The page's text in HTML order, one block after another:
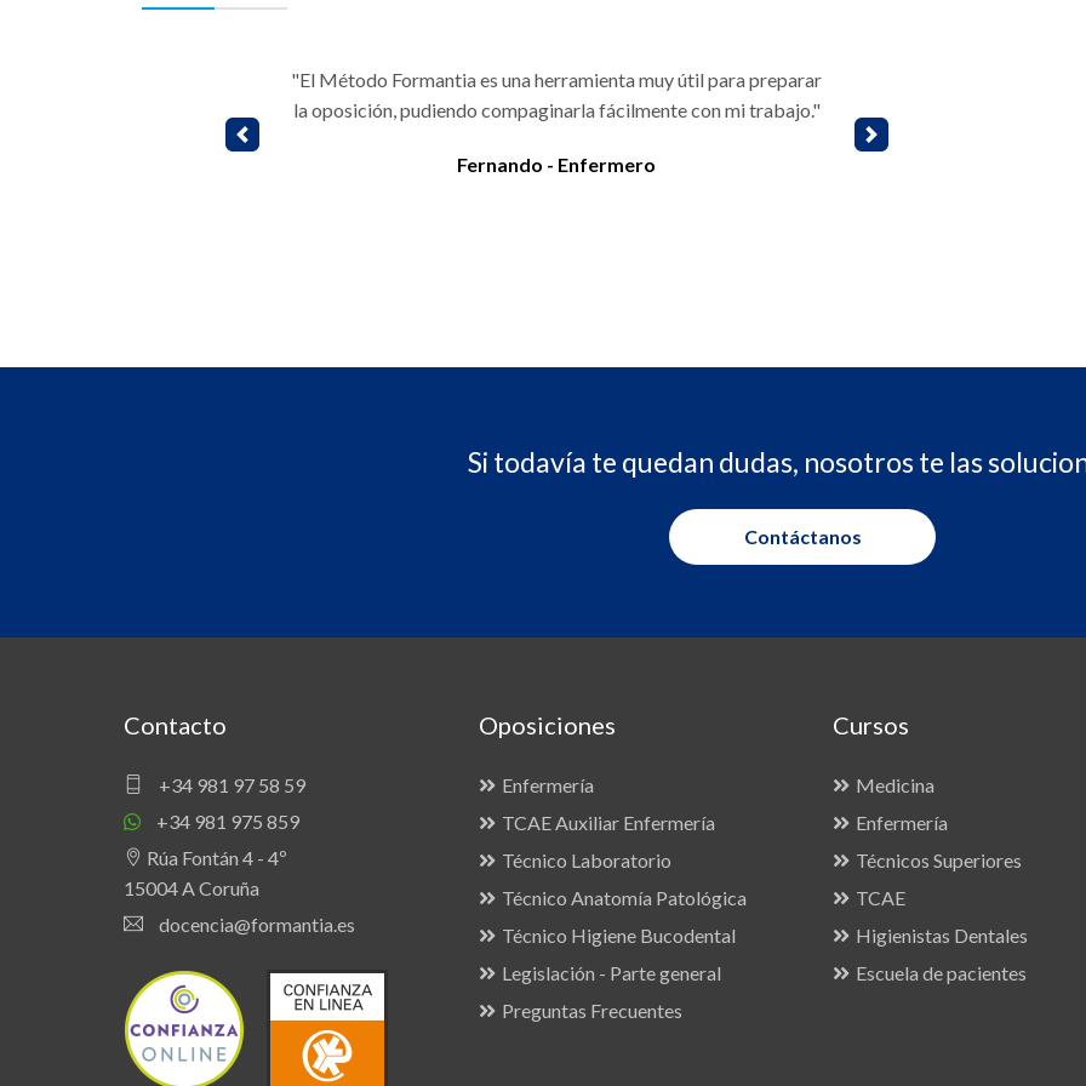
"El Método Formantia es una herramienta muy útil para preparar
la oposición, pudiendo compaginarla fácilmente con mi trabajo."
Fernando - Enfermero
Previous Next
Si todavía te quedan dudas, nosotros te las
Contáctanos
Contacto
+34 981 97 58 59
+34 981 975 859
Rúa Fontán 4 - 4º
15004 A Coruña
docencia@formantia.es
Oposiciones
Enfermería
TCAE Auxiliar Enfermería
Técnico Laboratorio
Técnico Anatomía Patológica
Técnico Higiene Bucodental
Legislación - Parte general
Preguntas Frecuentes
Cursos
Medicina
Enfermería
Técnicos Superiores
TCAE
Higienistas Dentales
Escuela de pacientes